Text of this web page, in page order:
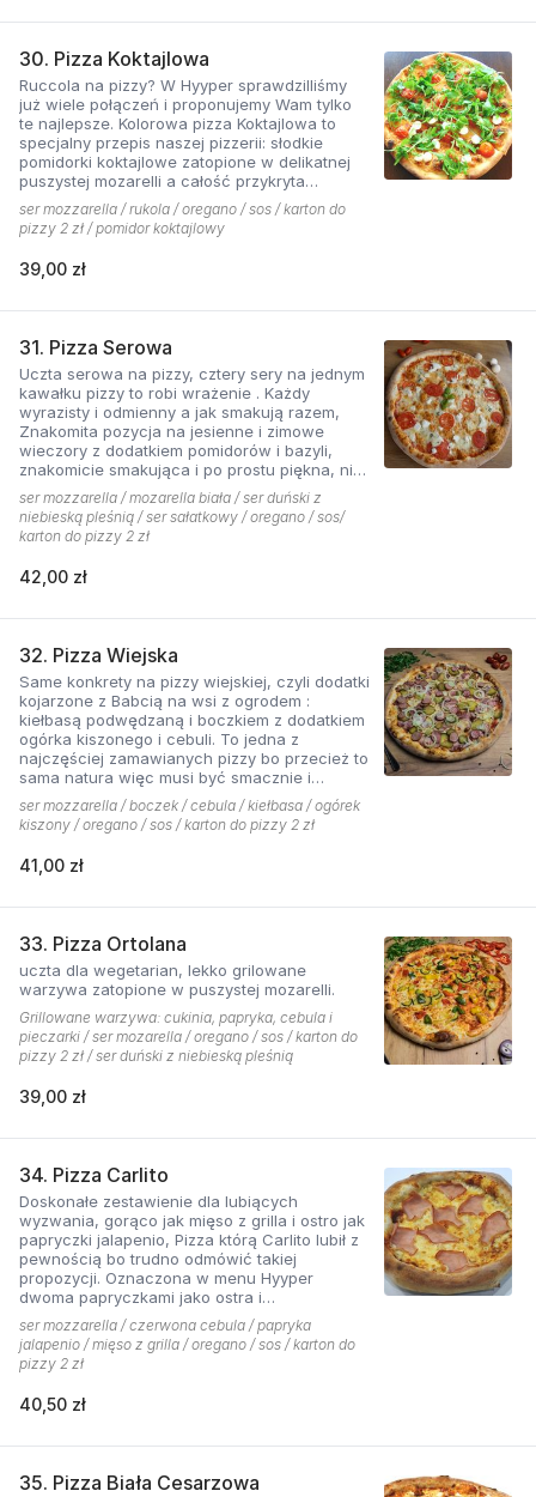
30. Pizza Koktajlowa
Ruccola na pizzy? W Hyyper sprawdzilliśmy
już wiele połączeń i proponujemy Wam tylko
te najlepsze. Kolorowa pizza Koktajlowa to
specjalny przepis naszej pizzerii: słodkie
pomidorki koktajlowe zatopione w delikatnej
puszystej mozarelli a całość przykryta
ostrawą w smaku sałatą! To bardzo włoska w
smaku i wyglądzie pizza.
ser mozzarella / rukola / oregano / sos / karton do
pizzy 2 zł / pomidor koktajlowy
39,00 zł
31. Pizza Serowa
Uczta serowa na pizzy, cztery sery na jednym
kawałku pizzy to robi wrażenie . Każdy
wyrazisty i odmienny a jak smakują razem,
Znakomita pozycja na jesienne i zimowe
wieczory z dodatkiem pomidorów i bazyli,
znakomicie smakująca i po prostu piękna, nie
sposób się oprzeć pokusie .
ser mozzarella / mozarella biała / ser duński z
niebieską pleśnią / ser sałatkowy / oregano / sos/
karton do pizzy 2 zł
42,00 zł
32. Pizza Wiejska
Same konkrety na pizzy wiejskiej, czyli dodatki
kojarzone z Babcią na wsi z ogrodem :
kiełbasą podwędzaną i boczkiem z dodatkiem
ogórka kiszonego i cebuli. To jedna z
najczęściej zamawianych pizzy bo przecież to
sama natura więc musi być smacznie i
naturalne . Najlepsza jest z sosem ostrym
pomidorowym!
ser mozzarella / boczek / cebula / kiełbasa / ogórek
kiszony / oregano / sos / karton do pizzy 2 zł
41,00 zł
33. Pizza Ortolana
uczta dla wegetarian, lekko grilowane
warzywa zatopione w puszystej mozarelli.
Grillowane warzywa: cukinia, papryka, cebula i
pieczarki / ser mozarella / oregano / sos / karton do
pizzy 2 zł / ser duński z niebieską pleśnią
39,00 zł
34. Pizza Carlito
Doskonałe zestawienie dla lubiących
wyzwania, gorąco jak mięso z grilla i ostro jak
papryczki jalapenio, Pizza którą Carlito lubił z
pewnością bo trudno odmówić takiej
propozycji. Oznaczona w menu Hyyper
dwoma papryczkami jako ostra i
niebezpieczna.
ser mozzarella / czerwona cebula / papryka
jalapenio / mięso z grilla / oregano / sos / karton do
pizzy 2 zł
40,50 zł
35. Pizza Biała Cesarzowa